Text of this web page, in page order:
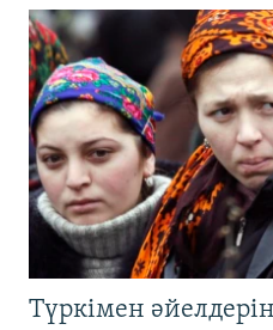
Түркімен